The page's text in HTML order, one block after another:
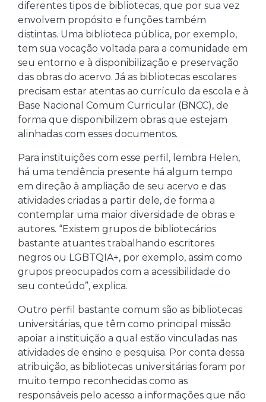
diferentes tipos de bibliotecas, que por sua vez
envolvem propósito e funções também
distintas. Uma biblioteca pública, por exemplo,
tem sua vocação voltada para a comunidade em
seu entorno e à disponibilização e preservação
das obras do acervo. Já as bibliotecas escolares
precisam estar atentas ao currículo da escola e à
Base Nacional Comum Curricular (BNCC), de
forma que disponibilizem obras que estejam
alinhadas com esses documentos.
Para instituições com esse perfil, lembra Helen,
há uma tendência presente há algum tempo
em direção à ampliação de seu acervo e das
atividades criadas a partir dele, de forma a
contemplar uma maior diversidade de obras e
autores. “Existem grupos de bibliotecários
bastante atuantes trabalhando escritores
negros ou LGBTQIA+, por exemplo, assim como
grupos preocupados com a acessibilidade do
seu conteúdo”, explica.
Outro perfil bastante comum são as bibliotecas
universitárias, que têm como principal missão
apoiar a instituição a qual estão vinculadas nas
atividades de ensino e pesquisa. Por conta dessa
atribuição, as bibliotecas universitárias foram por
muito tempo reconhecidas como as
responsáveis pelo acesso a informações que não